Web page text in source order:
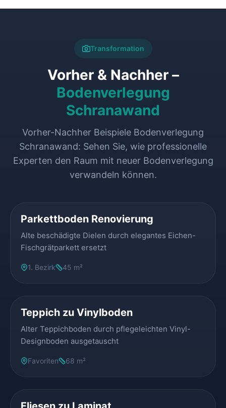
Transformation
Vorher & Nachher –
Bodenverlegung
Schranawand
Vorher-Nachher Beispiele Bodenverlegung
Schranawand: Sehen Sie, wie professionelle
Experten den Raum mit neuer Bodenverlegung
verwandeln können.
Parkettboden Renovierung
Alte beschädigte Dielen durch elegantes Eichen-
Fischgrätparkett ersetzt
1. Bezirk 45 m²
Teppich zu Vinylboden
Alter Teppichboden durch pflegeleichten Vinyl-
Designboden ausgetauscht
Favoriten 68 m²